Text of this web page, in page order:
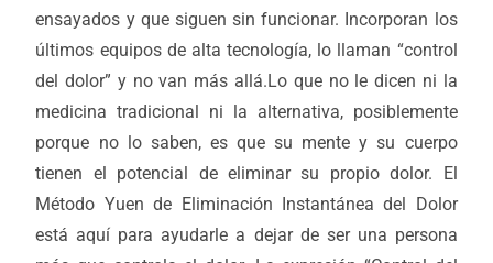
ensayados y que siguen sin funcionar. Incorporan los
últimos equipos de alta tecnología, lo llaman “control
del dolor” y no van más allá.Lo que no le dicen ni la
medicina tradicional ni la alternativa, posiblemente
porque no lo saben, es que su mente y su cuerpo
tienen el potencial de eliminar su propio dolor. El
Método Yuen de Eliminación Instantánea del Dolor
está aquí para ayudarle a dejar de ser una persona